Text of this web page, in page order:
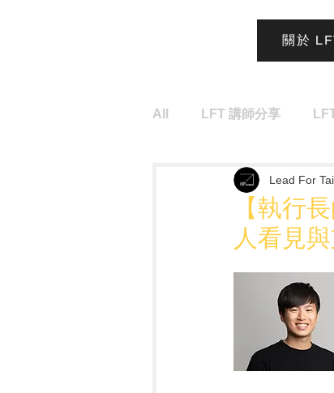
關於
All LFT 講師分享
【執行
人看見與
Lead For